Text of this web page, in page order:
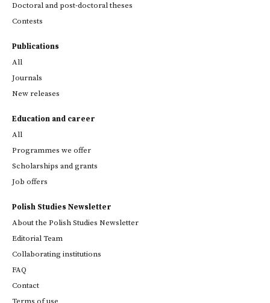
Doctoral and post-doctoral theses
Contests
Publications
All
Journals
New releases
Education and career
All
Programmes we offer
Scholarships and grants
Job offers
Polish Studies Newsletter
About the Polish Studies Newsletter
Editorial Team
Collaborating institutions
FAQ
Contact